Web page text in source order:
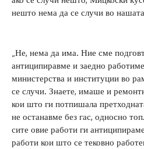
нешто нема да се случи во нашата
„Не, нема да има. Ние сме
антиципиравме и заедно
министерства и институции во
се случи. Знаете, имаше и
кои што ги потпишала
не останавме без гас, односно
сите овие работи ги
работи кои што се тековно